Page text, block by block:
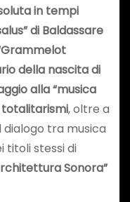
in tempi
di Baldassare
della nascita di
alla “musica
, oltre a
tra musica
titoli stessi di
Sonora”